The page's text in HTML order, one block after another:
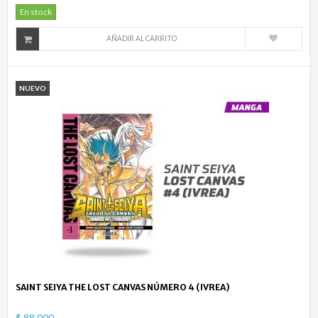
En stock
AÑADIR AL CARRITO
NUEVO
SAINT SEIYA THE LOST CANVAS NÚMERO 4 (IVREA)